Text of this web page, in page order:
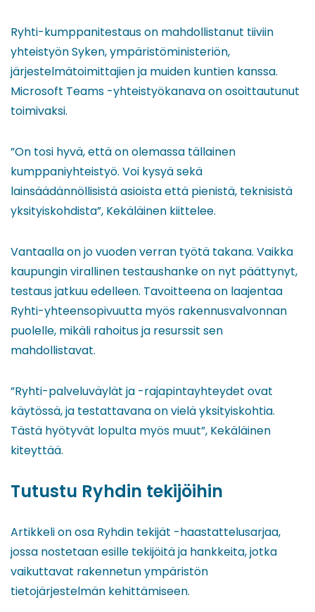
Ryhti-kumppanitestaus on mahdollistanut tiiviin
yhteistyön Syken, ympäristöministeriön,
järjestelmätoimittajien ja muiden kuntien kanssa.
Microsoft Teams -yhteistyökanava on osoittautunut
toimivaksi.
”On tosi hyvä, että on olemassa tällainen
kumppaniyhteistyö. Voi kysyä sekä
lainsäädännöllisistä asioista että pienistä, teknisistä
yksityiskohdista”, Kekäläinen kiittelee.
Vantaalla on jo vuoden verran työtä takana. Vaikka
kaupungin virallinen testaushanke on nyt päättynyt,
testaus jatkuu edelleen. Tavoitteena on laajentaa
Ryhti-yhteensopivuutta myös rakennusvalvonnan
puolelle, mikäli rahoitus ja resurssit sen
mahdollistavat.
”Ryhti-palveluväylät ja -rajapintayhteydet ovat
käytössä, ja testattavana on vielä yksityiskohtia.
Tästä hyötyvät lopulta myös muut”, Kekäläinen
kiteyttää.
Tutustu Ryhdin tekijöihin
Artikkeli on osa Ryhdin tekijät -haastattelusarjaa,
jossa nostetaan esille tekijöitä ja hankkeita, jotka
vaikuttavat rakennetun ympäristön
tietojärjestelmän kehittämiseen.